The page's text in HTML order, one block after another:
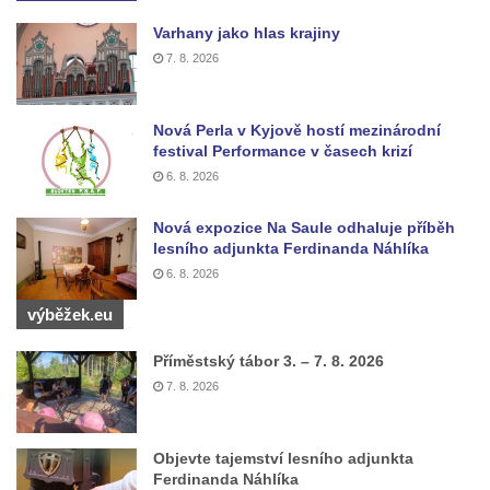
Výklenková kaple u vodojemu v severní
části Kozel
Kaple u kostela svatého Jakuba Většího
(Staršího) u Lahovic
Kostel svatého Jakuba Většího (Staršího) u
Lahovic
Kostel svatých Petra a Pavla v Želkovicích
Kaple Panny Marie Bolestné v Benešově
nad Ploučnicí
Kostel Narození Panny Marie v Benešově
nad Ploučnicí
Hrobová kaple Mattauschů na hřbitově v
Benešově nad Ploučnicí
Kostel svaté Anny v Tisé
Hrobka rodiny Rohn na hřbitově v
Šumburku nad Desnou – Tanvaldu
Varhany jako hlas krajiny
7. 8. 2026
Nová Perla v Kyjově hostí mezinárodní
festival Performance v časech krizí
6. 8. 2026
Nová expozice Na Saule odhaluje příběh
lesního adjunkta Ferdinanda Náhlíka
6. 8. 2026
výběžek.eu
Příměstský tábor 3. – 7. 8. 2026
7. 8. 2026
Objevte tajemství lesního adjunkta
Ferdinanda Náhlíka